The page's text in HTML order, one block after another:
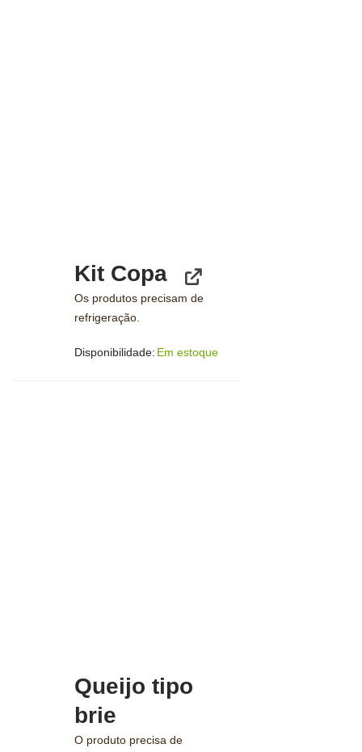
Kit Copa
Os produtos precisam de
refrigeração.
Disponibilidade: Em estoque
Queijo tipo
brie
O produto precisa de